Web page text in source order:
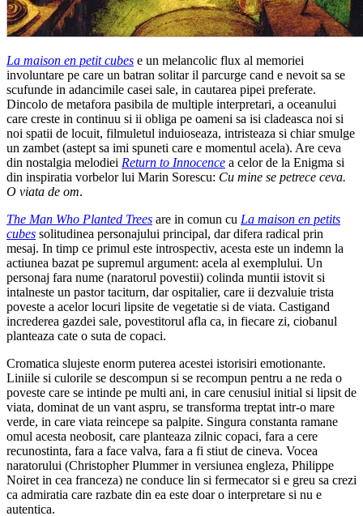
La maison en petit cubes e un melancolic flux al memoriei
involuntare pe care un batran solitar il parcurge cand e nevoit sa se
scufunde in adancimile casei sale, in cautarea pipei preferate.
Dincolo de metafora pasibila de multiple interpretari, a oceanului
care creste in continuu si ii obliga pe oameni sa isi cladeasca noi si
noi spatii de locuit, filmuletul induioseaza, intristeaza si chiar smulge
un zambet (astept sa imi spuneti care e momentul acela). Are ceva
din nostalgia melodiei Return to Innocence a celor de la Enigma si
din inspiratia vorbelor lui Marin Sorescu: Cu mine se petrece ceva.
O viata de om.
The Man Who Planted Trees are in comun cu La maison en petits
cubes solitudinea personajului principal, dar difera radical prin
mesaj. In timp ce primul este introspectiv, acesta este un indemn la
actiunea bazat pe supremul argument: acela al exemplului. Un
personaj fara nume (naratorul povestii) colinda muntii istovit si
intalneste un pastor taciturn, dar ospitalier, care ii dezvaluie trista
poveste a acelor locuri lipsite de vegetatie si de viata. Castigand
increderea gazdei sale, povestitorul afla ca, in fiecare zi, ciobanul
planteaza cate o suta de copaci.
Cromatica slujeste enorm puterea acestei istorisiri emotionante.
Liniile si culorile se descompun si se recompun pentru a ne reda o
poveste care se intinde pe multi ani, in care cenusiul initial si lipsit de
viata, dominat de un vant aspru, se transforma treptat intr-o mare
verde, in care viata reincepe sa palpite. Singura constanta ramane
omul acesta neobosit, care planteaza zilnic copaci, fara a cere
recunostinta, fara a face valva, fara a fi stiut de cineva. Vocea
naratorului (Christopher Plummer in versiunea engleza, Philippe
Noiret in cea franceza) ne conduce lin si fermecator si e greu sa crezi
ca admiratia care razbate din ea este doar o interpretare si nu e
autentica.